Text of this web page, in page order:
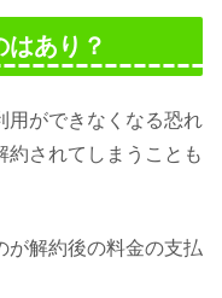
あり？
用ができなくなる恐れ
約されてしまうことも
が解約後の料金の支払